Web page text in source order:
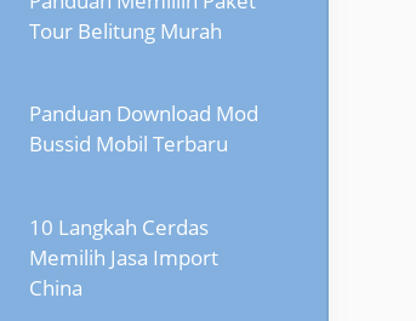
Tour Belitung Murah
Panduan Download Mod
Bussid Mobil Terbaru
10 Langkah Cerdas
Memilih Jasa Import
China